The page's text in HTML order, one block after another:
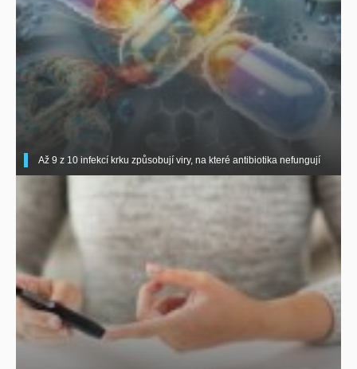
Až 9 z 10 infekcí krku způsobují viry, na které antibiotika nefungují